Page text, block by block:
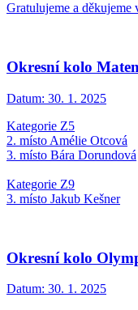
Gratulujeme a
Okresní kolo
Datum: 30. 1. 2025
Kategorie Z5
2. místo Amélie Otcová
3. místo Bára Dorundová
Kategorie Z9
3. místo Jakub Kešner
Okresní kolo
Datum: 30. 1. 2025